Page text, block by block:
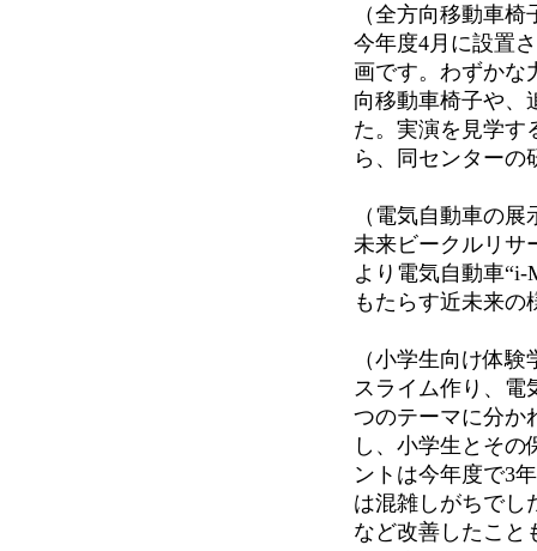
（全方向移動車
今年度4月に設置
画です。わずかな
向移動車椅子や、
た。実演を見学す
ら、同センターの
（電気自動車の展
未来ビークルリサ
より電気自動車
もたらす近未来の
（小学生向け体験
スライム作り、電
つのテーマに分か
し、小学生とそ
ントは今年度で3
は混雑しがちでし
など改善したこと